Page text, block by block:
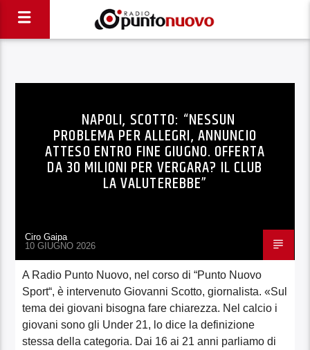
NAPOLI, SCOTTO: “NESSUN
PROBLEMA PER ALLEGRI, ANNUNCIO
ATTESO ENTRO FINE GIUGNO. OFFERTA
DA 30 MILIONI PER VERGARA? IL CLUB
LA VALUTEREBBE”
Ciro Gaipa
10 GIUGNO 2026
A Radio Punto Nuovo, nel corso di “Punto Nuovo
Sport“, è intervenuto Giovanni Scotto, giornalista. «Sul
tema dei giovani bisogna fare chiarezza. Nel calcio i
giovani sono gli Under 21, lo dice la definizione
stessa della categoria. Dai 16 ai 21 anni parliamo di